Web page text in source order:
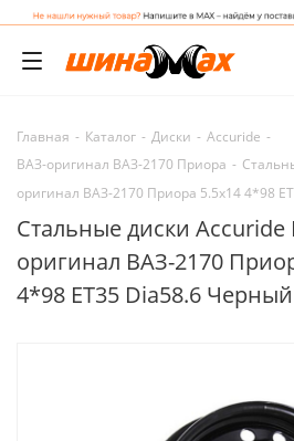
Главная - Каталог - Диски - Accuride -
ВАЗ-оригинал ВАЗ-2170 Приора -
оригинал ВАЗ-2170 Приора 5.5x14 4*98
Стальные диски Accuride
оригинал ВАЗ-2170
4*98 ET35 Dia58.6 Черный